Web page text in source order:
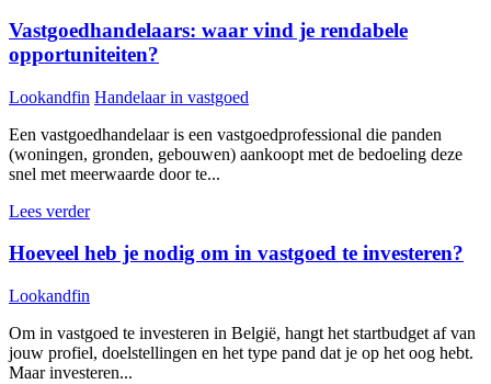
Vastgoedhandelaars: waar vind je rendabele
opportuniteiten?
Lookandfin Handelaar in vastgoed
Een vastgoedhandelaar is een vastgoedprofessional die panden
(woningen, gronden, gebouwen) aankoopt met de bedoeling deze
snel met meerwaarde door te...
Lees verder
Hoeveel heb je nodig om in vastgoed te investeren?
Lookandfin
Om in vastgoed te investeren in België, hangt het startbudget af van
jouw profiel, doelstellingen en het type pand dat je op het oog hebt.
Maar investeren...